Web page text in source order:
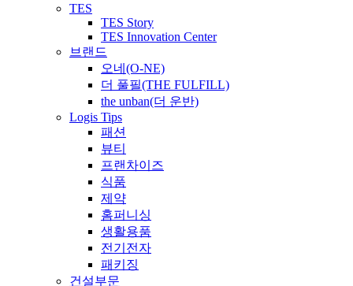
TES
TES Story
TES Innovation Center
브랜드
오네(O-NE)
더 풀필(THE FULFILL)
the unban(더 운반)
Logis Tips
패션
뷰티
프랜차이즈
식품
제약
홈퍼니싱
생활용품
전기전자
패키징
건설부문